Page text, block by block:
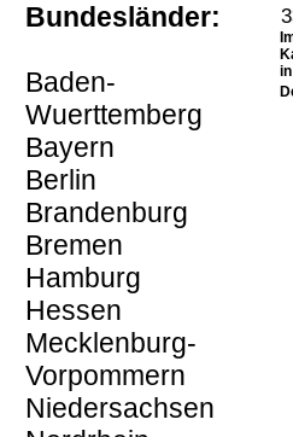
Bundesländer:
Baden-
Wuerttemberg
Bayern
Berlin
Brandenburg
Bremen
Hamburg
Hessen
Mecklenburg-
Vorpommern
Niedersachsen
in